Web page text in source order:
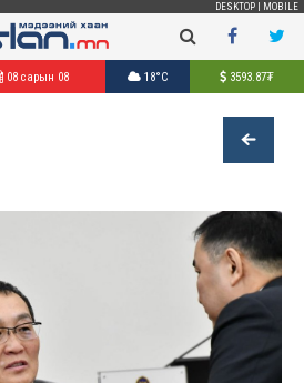
DESKTOP MOBILE
08 сарын 08 18°C 3593.87₮